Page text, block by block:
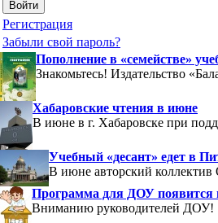
Регистрация
Забыли свой пароль?
Пополнение в «семействе»
Знакомьтесь! Издательство
Хабаровские чтения в июне
В июне в г. Хабаровске при
Учебный «десант» едет в
В июне авторский
Программа для ДОУ появится
Вниманию руководителей ДОУ!